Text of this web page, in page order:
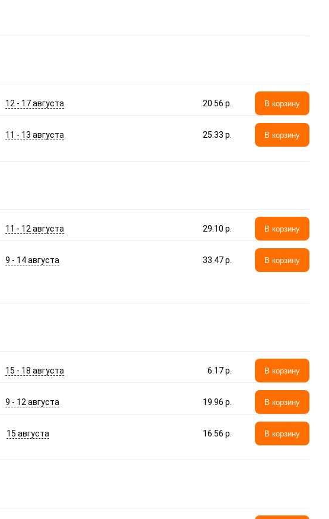
12 - 17 августа 20.56 p. В корзину
11 - 13 августа 25.33 p. В корзину
11 - 12 августа 29.10 p. В корзину
9 - 14 августа 33.47 p. В корзину
15 - 18 августа 6.17 p. В корзину
9 - 12 августа 19.96 p. В корзину
15 августа 16.56 p. В корзину